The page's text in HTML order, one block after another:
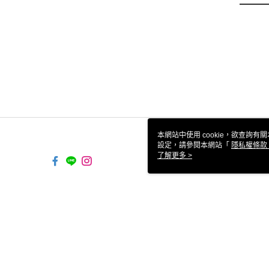
本網站中使用 cookie，欲查詢有
設定，請參閱本網站「 隱私權條款
使用 cookie。
了解更多 >